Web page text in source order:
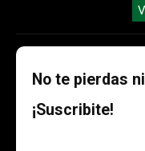
No te pierdas
¡Suscribite!